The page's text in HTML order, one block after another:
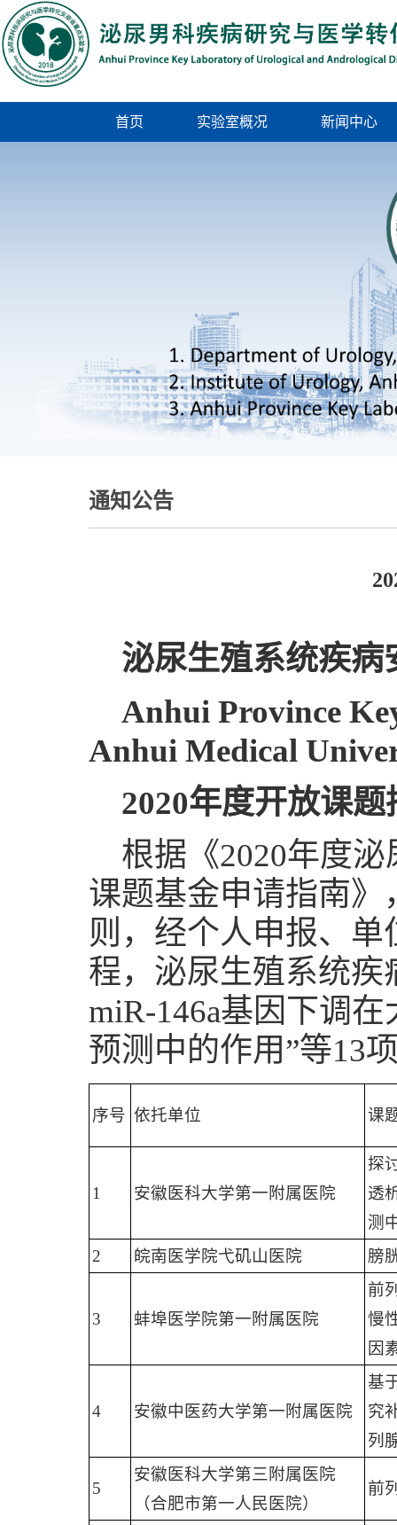
首页 实验室概况 新闻中心
通知公告
泌尿生殖系统疾
Anhui Province
Anhui Medical
2020年度开放课
根据《2020年度
课题基金申请指南
则，经个人申报、
程，泌尿生殖系统疾
miR-146a基因下调
预测中的作用”等13
序号 依托单位 课
1 安徽医科大学第一附属医院
探
透
测
2
皖南医学院弋矶山医院 膀
3 蚌埠医学院第一附属医院
前
慢
因
4 安徽中医药大学第一附属医院
基
究
列
5
安徽医科大学第三附属医院
（合肥市第一人民医院）
前